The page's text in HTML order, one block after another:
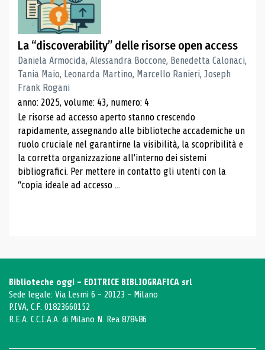
La “discoverability” delle risorse open access
Daniela Armocida, Alessandra Boccone, Benedetta Calonaci,
Tania Maio, Leonarda Martino, Marcello Ranieri, Joseph
Frank Rogani
anno: 2025, volume: 43, numero: 4
Le risorse ad accesso aperto stanno crescendo
rapidamente, assegnando alle biblioteche accademiche un
ruolo cruciale nel garantirne la visibilità, la scopribilità e
la corretta organizzazione all'interno dei sistemi
bibliografici. Per mettere in contatto gli utenti con la
“copia ideale ad accesso ...
Biblioteche oggi - EDITRICE BIBLIOGRAFICA srl
Sede legale: Via Lesmi 6 - 20123 - Milano
P.IVA, C.F. 01823660152
R.E.A. C.C.I.A.A. di Milano N. Rea 878486